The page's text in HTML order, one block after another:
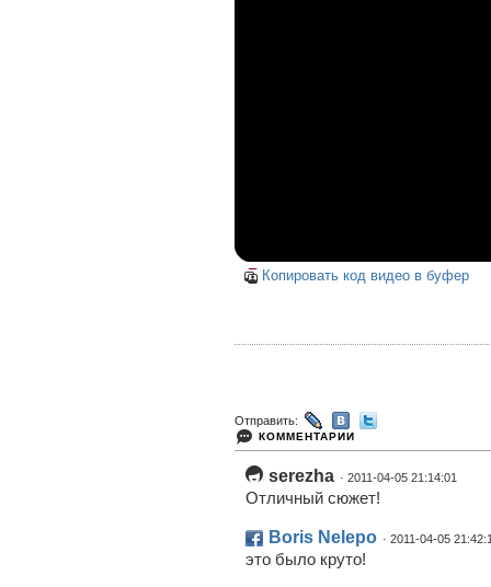
Копировать код видео в буфер
Отправить:
КОММЕНТАРИИ
serezha · 2011-04-05 21:14:01
Отличный сюжет!
Boris Nelepo · 2011-04-05
это было круто!